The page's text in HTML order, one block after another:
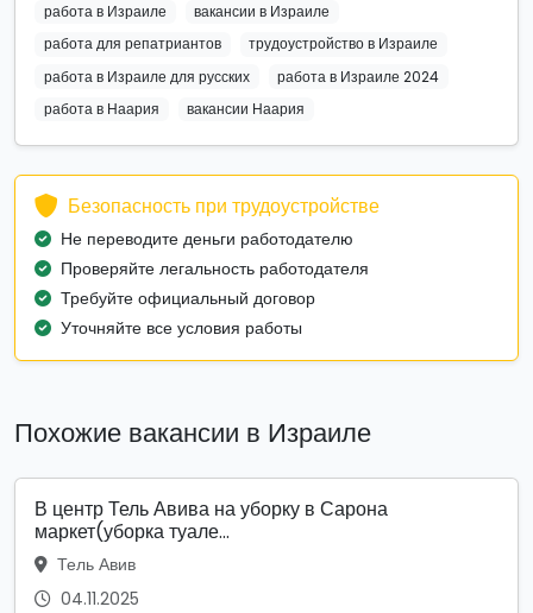
работа в Израиле
вакансии в Израиле
работа для репатриантов
трудоустройство в Израиле
работа в Израиле для русских
работа в Израиле 2024
работа в Наария
вакансии Наария
Безопасность при трудоустройстве
Не переводите деньги работодателю
Проверяйте легальность работодателя
Требуйте официальный договор
Уточняйте все условия работы
Похожие вакансии в Израиле
В центр Тель Авива на уборку в Сарона
маркет(уборка туале...
Тель Авив
04.11.2025